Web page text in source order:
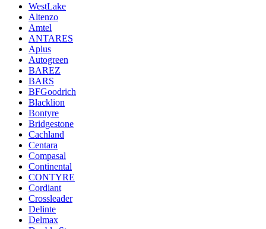
WestLake
Altenzo
Amtel
ANTARES
Aplus
Autogreen
BAREZ
BARS
BFGoodrich
Blacklion
Bontyre
Bridgestone
Cachland
Centara
Compasal
Continental
CONTYRE
Cordiant
Crossleader
Delinte
Delmax